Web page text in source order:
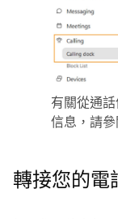
有關從通
信息，請參
轉接您的電